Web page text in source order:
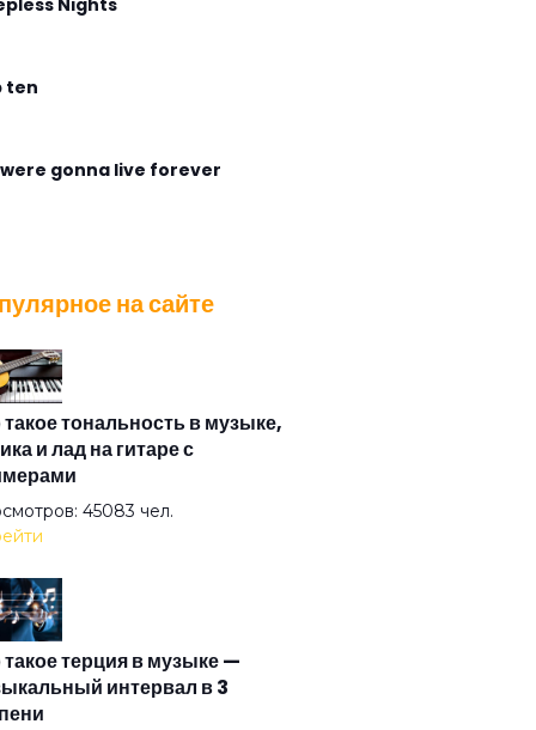
Nights
ten
gonna live forever
душа
на свече
на сайте
тональность в музыке,
и лад на гитаре с
45083 чел.
такое терция в музыке —
интервал в 3